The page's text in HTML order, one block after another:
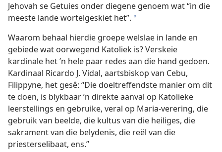
Jehovah se Getuies onder diegene genoem wat “in die
meeste lande wortelgeskiet het”. a
Waarom behaal hierdie groepe welslae in lande en
gebiede wat oorwegend Katoliek is? Verskeie
kardinale het ’n hele paar redes aan die hand gedoen.
Kardinaal Ricardo J. Vidal, aartsbiskop van Cebu,
Filippyne, het gesê: “Die doeltreffendste manier om dit
te doen, is blykbaar ’n direkte aanval op Katolieke
leerstellings en gebruike, veral op Maria-verering, die
gebruik van beelde, die kultus van die heiliges, die
sakrament van die belydenis, die reël van die
priesterselibaat, ens.”